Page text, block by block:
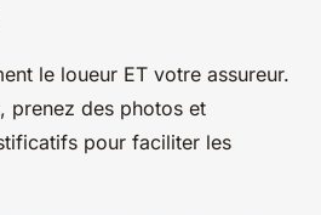
le loueur ET votre assureur.
prenez des photos et
pour faciliter les